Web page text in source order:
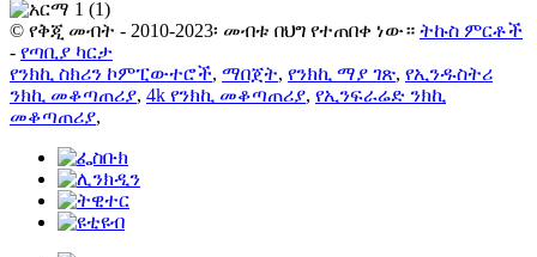
© የቅጂ መብት - 2010-2023፡ መብቱ በህግ የተጠበቀ ነው። ትኩስ ምርቶች
- የጣቢያ ካርታ
የንክኪ ስክሪን ኮምፒውተሮች, ማበጀት, የንክኪ ማያ ገጽ, የኢንዱስትሪ
ንክኪ መቆጣጠሪያ, 4k የንክኪ መቆጣጠሪያ, የኢንፍራሬድ ንክኪ
መቆጣጠሪያ,